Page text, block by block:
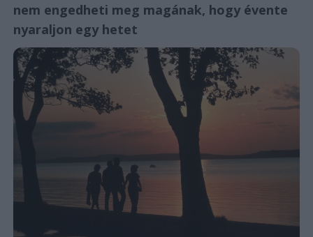
nem engedheti meg magának, hogy évente
nyaraljon egy hetet